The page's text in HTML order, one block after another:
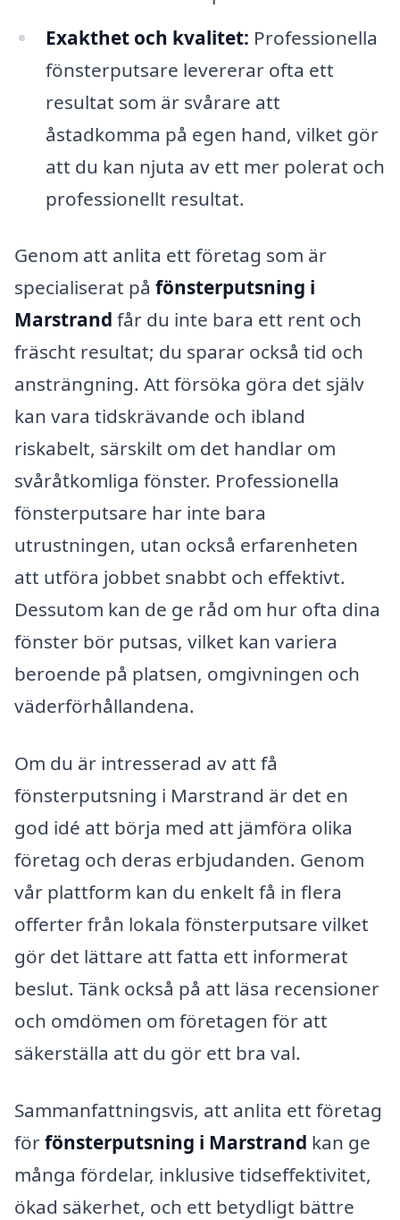
Exakthet och kvalitet: Professionella
fönsterputsare levererar ofta ett
resultat som är svårare att
åstadkomma på egen hand, vilket gör
att du kan njuta av ett mer polerat och
professionellt resultat.
Genom att anlita ett företag som är
specialiserat på fönsterputsning i
Marstrand får du inte bara ett rent och
fräscht resultat; du sparar också tid och
ansträngning. Att försöka göra det själv
kan vara tidskrävande och ibland
riskabelt, särskilt om det handlar om
svåråtkomliga fönster. Professionella
fönsterputsare har inte bara
utrustningen, utan också erfarenheten
att utföra jobbet snabbt och effektivt.
Dessutom kan de ge råd om hur ofta dina
fönster bör putsas, vilket kan variera
beroende på platsen, omgivningen och
väderförhållandena.
Om du är intresserad av att få
fönsterputsning i Marstrand är det en
god idé att börja med att jämföra olika
företag och deras erbjudanden. Genom
vår plattform kan du enkelt få in flera
offerter från lokala fönsterputsare vilket
gör det lättare att fatta ett informerat
beslut. Tänk också på att läsa recensioner
och omdömen om företagen för att
säkerställa att du gör ett bra val.
Sammanfattningsvis, att anlita ett företag
förfönsterputsning i Marstrand kan ge
många fördelar, inklusive tidseffektivitet,
ökad säkerhet, och ett betydligt bättre